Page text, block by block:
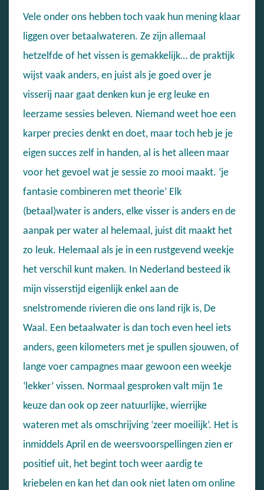
Vele onder ons hebben toch vaak hun mening klaar
liggen over betaalwateren. Ze zijn allemaal
hetzelfde of het vissen is gemakkelijk… de praktijk
wijst vaak anders, en juist als je goed over je
visserij naar gaat denken kun je erg leuke en
leerzame sessies beleven. Niemand weet hoe een
karper precies denkt en doet, maar toch heb je je
eigen succes zelf in handen, al is het alleen maar
voor het gevoel wat je sessie zo mooi maakt. ‘je
fantasie combineren met theorie’ Elk
(betaal)water is anders, elke visser is anders en de
aanpak per water al helemaal, juist dit maakt het
zo leuk. Helemaal als je in een rustgevend weekje
het verschil kunt maken. In Nederland besteed ik
mijn visserstijd eigenlijk enkel aan de
snelstromende rivieren die ons land rijk is, De
Waal. Een betaalwater is dan toch even heel iets
anders, geen kilometers met je spullen sjouwen, of
lange voer campagnes maar gewoon een weekje
‘lekker’ vissen. Normaal gesproken valt mijn 1e
keuze dan ook op zeer natuurlijke, wierrijke
wateren met als omschrijving ‘zeer moeilijk’. Het is
inmiddels April en de weersvoorspellingen zien er
positief uit, het begint toch weer aardig te
kriebelen en kan het dan ook niet laten om online